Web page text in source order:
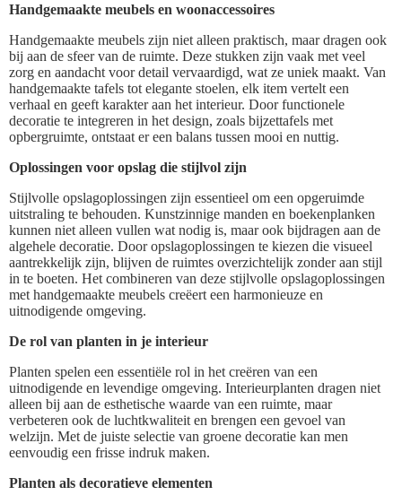
Handgemaakte meubels en woonaccessoires
Handgemaakte meubels zijn niet alleen praktisch, maar dragen ook
bij aan de sfeer van de ruimte. Deze stukken zijn vaak met veel
zorg en aandacht voor detail vervaardigd, wat ze uniek maakt. Van
handgemaakte tafels tot elegante stoelen, elk item vertelt een
verhaal en geeft karakter aan het interieur. Door functionele
decoratie te integreren in het design, zoals bijzettafels met
opbergruimte, ontstaat er een balans tussen mooi en nuttig.
Oplossingen voor opslag die stijlvol zijn
Stijlvolle opslagoplossingen zijn essentieel om een opgeruimde
uitstraling te behouden. Kunstzinnige manden en boekenplanken
kunnen niet alleen vullen wat nodig is, maar ook bijdragen aan de
algehele decoratie. Door opslagoplossingen te kiezen die visueel
aantrekkelijk zijn, blijven de ruimtes overzichtelijk zonder aan stijl
in te boeten. Het combineren van deze stijlvolle opslagoplossingen
met handgemaakte meubels creëert een harmonieuze en
uitnodigende omgeving.
De rol van planten in je interieur
Planten spelen een essentiële rol in het creëren van een
uitnodigende en levendige omgeving. Interieurplanten dragen niet
alleen bij aan de esthetische waarde van een ruimte, maar
verbeteren ook de luchtkwaliteit en brengen een gevoel van
welzijn. Met de juiste selectie van groene decoratie kan men
eenvoudig een frisse indruk maken.
Planten als decoratieve elementen